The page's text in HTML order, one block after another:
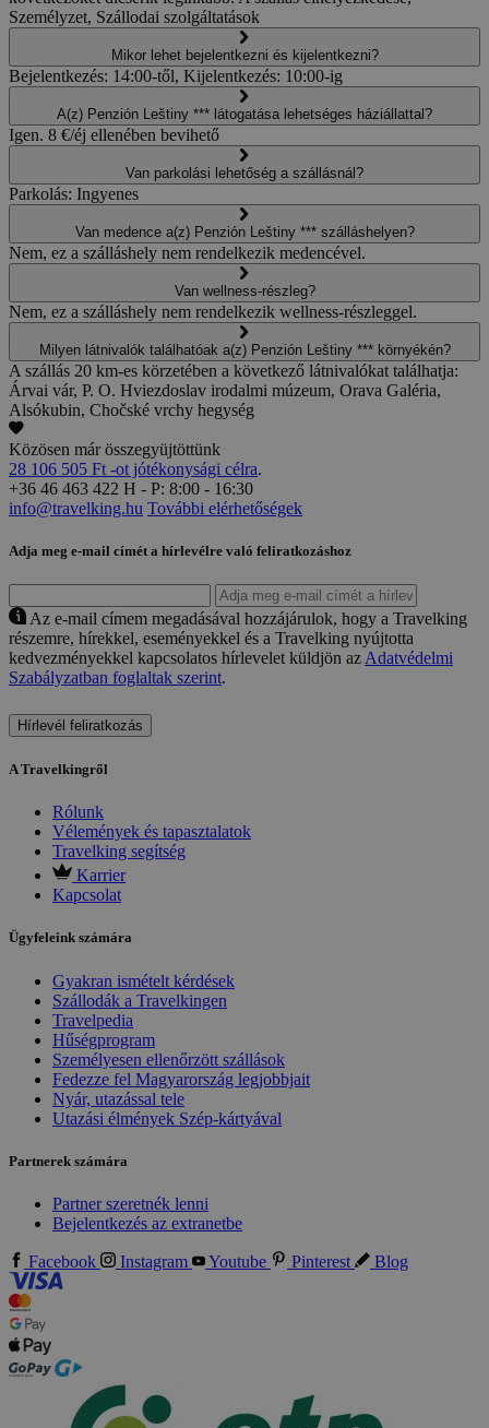
Személyzet, Szállodai szolgáltatások
Mikor lehet bejelentkezni és kijelentkezni?
Bejelentkezés: 14:00-től, Kijelentkezés: 10:00-ig
A(z) Penzión Leštiny *** látogatása lehetséges háziállattal?
Igen. 8 €/éj ellenében bevihető
Van parkolási lehetőség a szállásnál?
Parkolás: Ingyenes
Van medence a(z) Penzión Leštiny *** szálláshelyen?
Nem, ez a szálláshely nem rendelkezik medencével.
Van wellness-részleg?
Nem, ez a szálláshely nem rendelkezik wellness-részleggel.
Milyen látnivalók találhatóak a(z) Penzión Leštiny *** környékén?
A szállás 20 km-es körzetében a következő látnivalókat találhatja:
Árvai vár, P. O. Hviezdoslav irodalmi múzeum, Orava Galéria,
Alsókubin, Chočské vrchy hegység
Közösen már összegyüjtöttünk
28 106 505 Ft -ot jótékonysági célra.
+36 46 463 422 H - P: 8:00 - 16:30
info@travelking.hu További elérhetőségek
Adja meg e-mail címét a hírlevélre való feliratkozáshoz
Az e-mail címem megadásával hozzájárulok, hogy a Travelking
részemre, hírekkel, eseményekkel és a Travelking nyújtotta
kedvezményekkel kapcsolatos hírlevelet küldjön az Adatvédelmi
Szabályzatban foglaltak szerint.
Hírlevél feliratkozás
A Travelkingről
Rólunk
Vélemények és tapasztalatok
Travelking segítség
Karrier
Kapcsolat
Ügyfeleink számára
Gyakran ismételt kérdések
Szállodák a Travelkingen
Travelpedia
Hűségprogram
Személyesen ellenőrzött szállások
Fedezze fel Magyarország legjobbjait
Nyár, utazással tele
Utazási élmények Szép-kártyával
Partnerek számára
Partner szeretnék lenni
Bejelentkezés az extranetbe
Facebook Instagram Youtube Pinterest Blog